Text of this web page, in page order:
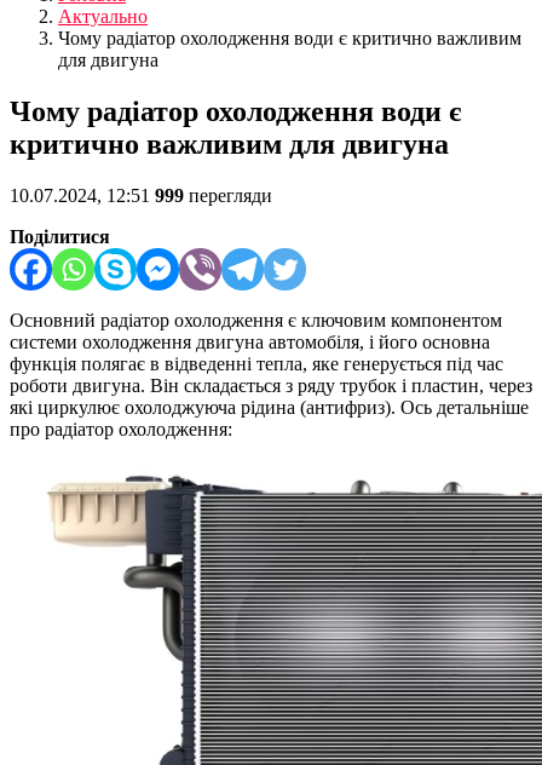
Актуально
Чому радіатор охолодження води є критично важливим
для двигуна
Чому радіатор охолодження води є
критично важливим для двигуна
10.07.2024, 12:51 999 перегляди
Поділитися
Основний радіатор охолодження є ключовим компонентом
системи охолодження двигуна автомобіля, і його основна
функція полягає в відведенні тепла, яке генерується під час
роботи двигуна. Він складається з ряду трубок і пластин, через
які циркулює охолоджуюча рідина (антифриз). Ось детальніше
про радіатор охолодження: